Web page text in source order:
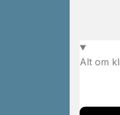
Alt om